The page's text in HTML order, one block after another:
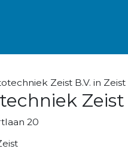
Zeist B.V. in Zeist
Zeist
20